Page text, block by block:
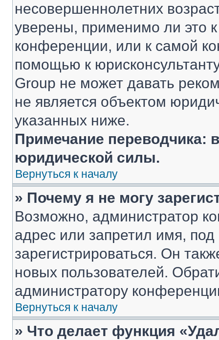
несовершеннолетних
уверены, применимо ли это
конференции, или к самой
помощью к
Group не может давать
не является объектом
указанных ниже.
Примечание переводчика:
юридической силы.
Вернуться к началу
» Почему я не могу
Возможно, администратор
адрес или запретил имя,
зарегистрироваться. Он
новых пользователей.
администратору
Вернуться к началу
» Что делает функция